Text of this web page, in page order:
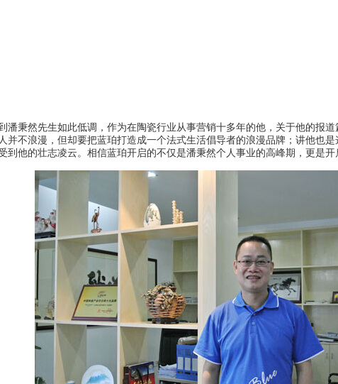
秉然先生如此低调，作为在陶瓷行业从事营销十多年的他，关于他的报
不浪漫，但却要把蓝珀打造成一个法式生活倡导者的浪漫品牌；讲他也
他的壮志凌云。相信蓝珀开启的不仅是潘秉然个人事业的高峰期，更是开